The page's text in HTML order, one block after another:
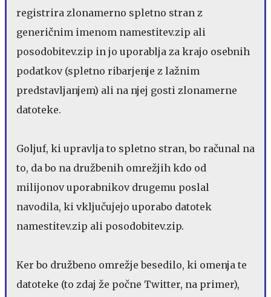
registrira zlonamerno spletno stran z
generičnim imenom namestitev.zip ali
posodobitev.zip in jo uporablja za krajo osebnih
podatkov (spletno ribarjenje z lažnim
predstavljanjem) ali na njej gosti zlonamerne
datoteke.
Goljuf, ki upravlja to spletno stran, bo računal na
to, da bo na družbenih omrežjih kdo od
milijonov uporabnikov drugemu poslal
navodila, ki vključujejo uporabo datotek
namestitev.zip ali posodobitev.zip.
Ker bo družbeno omrežje besedilo, ki omenja te
datoteke (to zdaj že počne Twitter, na primer),